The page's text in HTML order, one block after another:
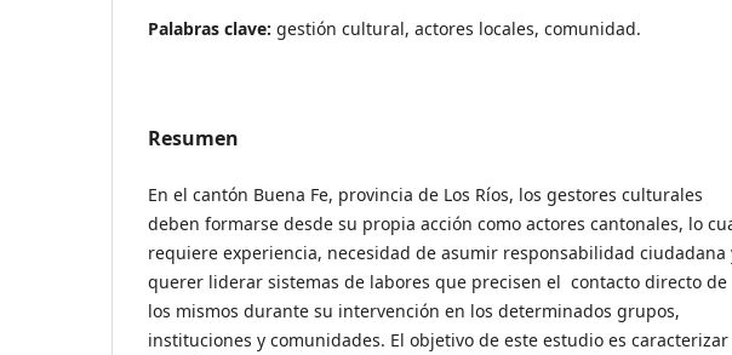
Palabras clave: gestión cultural, actores locales, comunidad.
Resumen
En el cantón Buena Fe, provincia de Los Ríos, los gestores culturales
deben formarse desde su propia acción como actores cantonales, lo
requiere experiencia, necesidad de asumir responsabilidad ciudadana
querer liderar sistemas de labores que precisen el contacto directo de
los mismos durante su intervención en los determinados grupos,
instituciones y comunidades. El objetivo de este estudio es caracterizar